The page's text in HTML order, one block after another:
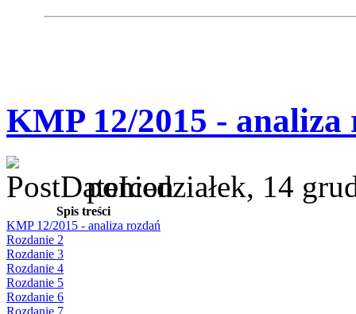
KMP 12/2015 - analiza
poniedziałek, 14
Spis treści
KMP 12/2015 - analiza rozdań
Rozdanie 2
Rozdanie 3
Rozdanie 4
Rozdanie 5
Rozdanie 6
Rozdanie 7